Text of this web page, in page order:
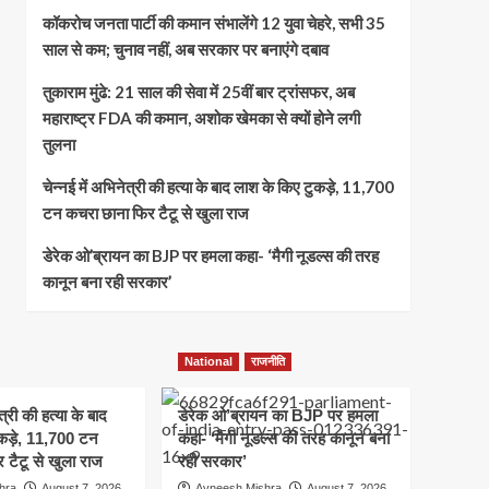
कॉकरोच जनता पार्टी की कमान संभालेंगे 12 युवा चेहरे, सभी 35
साल से कम; चुनाव नहीं, अब सरकार पर बनाएंगे दबाव
तुकाराम मुंढे: 21 साल की सेवा में 25वीं बार ट्रांसफर, अब
महाराष्ट्र FDA की कमान, अशोक खेमका से क्यों होने लगी
तुलना
चेन्नई में अभिनेत्री की हत्या के बाद लाश के किए टुकड़े, 11,700
टन कचरा छाना फिर टैटू से खुला राज
डेरेक ओ’ब्रायन का BJP पर हमला कहा- ‘मैगी नूडल्स की तरह
कानून बना रही सरकार’
की हत्या के बाद
11,700 टन
टैटू से खुला राज
National राजनीति
डेरेक ओ’ब्रायन का BJP पर हमला
कहा- ‘मैगी नूडल्स की तरह कानून बना
रही सरकार’